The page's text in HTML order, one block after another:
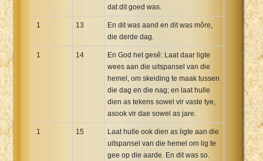
dat dit goed was.
1 13
En dit was aand en dit was môre,
die derde dag.
1 14
En God het gesê: Laat daar ligte
wees aan die uitspansel van die
hemel, om skeiding te maak tussen
die dag en die nag; en laat hulle
dien as tekens sowel vir vaste tye,
asook vir dae sowel as jare.
1 15
Laat hulle ook dien as ligte aan die
uitspansel van die hemel om lig te
gee op die aarde. En dit was so.